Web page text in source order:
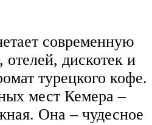
современную
отелей, дискотек и
турецкого кофе.
мест Кемера –
Она – чудесное